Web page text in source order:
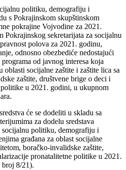
politiku, demografiju i
s Pokrajinskom skupštinskom
pokrajine Vojvodine za 2021.
Pokrajinskog sekretarijata za socijalnu
polova za 2021. godinu,
odnosno obezbediće nedostajući
od javnog interesa koja
oblasti socijalne zaštite i zaštite lica sa
zaštite, društvene brige o deci i
u 2021. godini, u ukupnom
će se dodeliti u skladu sa
za dodelu sredstava
socijalnu politiku, demografiju i
građana za oblast socijalne
boračko-invalidske zaštite,
pronatalitetne politike u 2021.
8/21).